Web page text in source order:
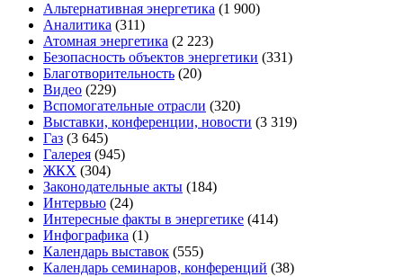
Альтернативная энергетика (1 900)
Аналитика (311)
Атомная энергетика (2 223)
Безопасность объектов энергетики (331)
Благотворительность (20)
Видео (229)
Вспомогательные отрасли (320)
Выставки, конференции, новости (3 319)
Газ (3 645)
Галерея (945)
ЖКХ (304)
Законодательные акты (184)
Интервью (24)
Интересные факты в энергетике (414)
Инфографика (1)
Календарь выставок (555)
Календарь семинаров, конференций (38)